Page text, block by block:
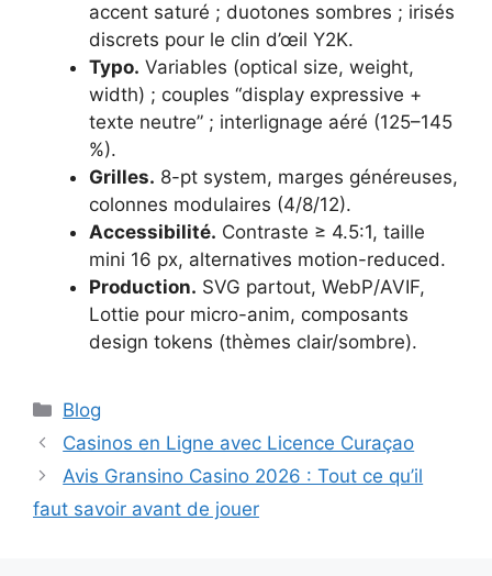
accent saturé ; duotones sombres ; irisés
discrets pour le clin d’œil Y2K.
Typo. Variables (optical size, weight,
width) ; couples “display expressive +
texte neutre” ; interlignage aéré (125–145
%).
Grilles. 8-pt system, marges généreuses,
colonnes modulaires (4/8/12).
Accessibilité. Contraste ≥ 4.5:1, taille
mini 16 px, alternatives motion-reduced.
Production. SVG partout, WebP/AVIF,
Lottie pour micro-anim, composants
design tokens (thèmes clair/sombre).
Catégories
Blog
Casinos en Ligne avec Licence Curaçao
Avis Gransino Casino 2026 : Tout ce qu’il
faut savoir avant de jouer